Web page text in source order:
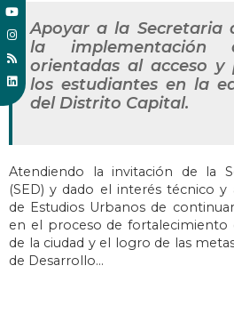
Apoyar a la Secretaria
la implementación
orientadas al acceso y
los estudiantes en la
del Distrito Capital.
Atendiendo la invitación de la
(SED) y dado el interés técnico
de Estudios Urbanos de
en el proceso de fortalecimiento
de la ciudad y el logro de las
de Desarrollo…